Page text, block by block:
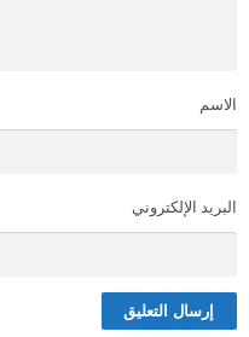
الاسم
البريد الإلكتروني